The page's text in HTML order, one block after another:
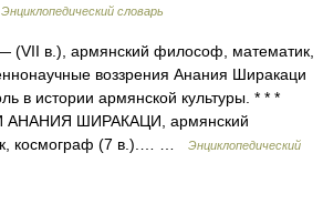
словарь
(VII в.), армянский философ, математик,
воззрения Анания Ширакаци
в истории армянской культуры. * * *
ШИРАКАЦИ, армянский
космограф (7 в.).… …
Энциклопедический